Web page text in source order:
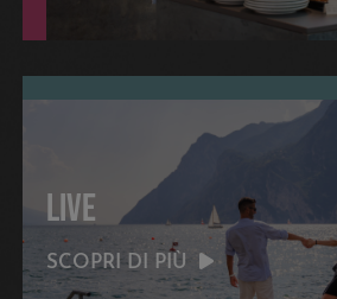
LIVE
SCOPRI DI PIÙ